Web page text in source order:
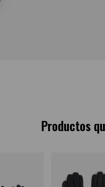
Productos